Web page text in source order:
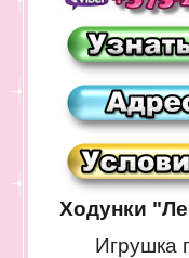
Ходунки
Игрушка